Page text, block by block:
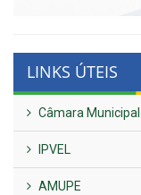
LINKS ÚTEIS
Câmara
IPVEL
AMUPE